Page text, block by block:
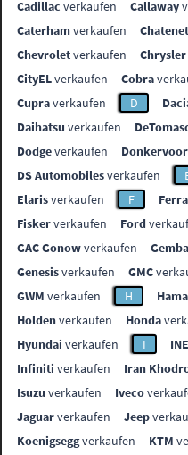
Cadillac verkaufen Callaway
Caterhamverkaufen Chatenet
Chevroletverkaufen Chrysler
CityELverkaufen Cobra
Cupraverkaufen D
Daihatsu verkaufen
Dodgeverkaufen
DS Automobilesverkaufen
Elarisverkaufen F
Fiskerverkaufen Ford
GAC Gonowverkaufen
Genesisverkaufen GMC
GWM verkaufen H
Holdenverkaufen Honda
Hyundai verkaufen I
Infiniti verkaufen Iran
Isuzu verkaufen Iveco
Jaguarverkaufen Jeep
Koenigseggverkaufen KTM